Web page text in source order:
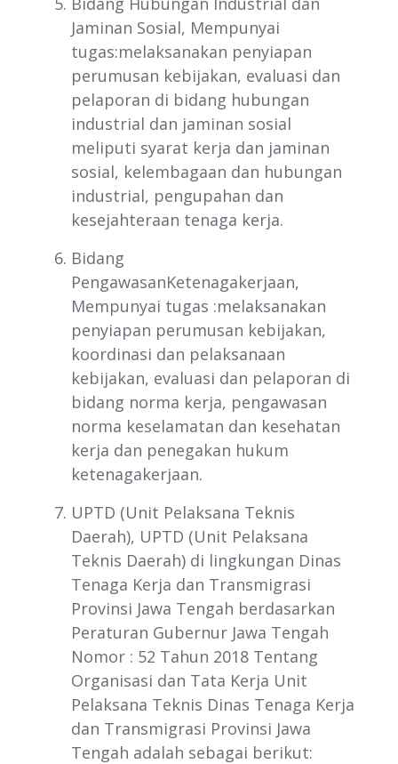
Jaminan Sosial, Mempunyai
tugas:melaksanakan penyiapan
perumusan kebijakan, evaluasi dan
pelaporan di bidang hubungan
industrial dan jaminan sosial
meliputi syarat kerja dan jaminan
sosial, kelembagaan dan hubungan
industrial, pengupahan dan
kesejahteraan tenaga kerja.
Bidang
PengawasanKetenagakerjaan,
Mempunyai tugas :melaksanakan
penyiapan perumusan kebijakan,
koordinasi dan pelaksanaan
kebijakan, evaluasi dan pelaporan di
bidang norma kerja, pengawasan
norma keselamatan dan kesehatan
kerja dan penegakan hukum
ketenagakerjaan.
UPTD (Unit Pelaksana Teknis
Daerah), UPTD (Unit Pelaksana
Teknis Daerah) di lingkungan Dinas
Tenaga Kerja dan Transmigrasi
Provinsi Jawa Tengah berdasarkan
Peraturan Gubernur Jawa Tengah
Nomor : 52 Tahun 2018 Tentang
Organisasi dan Tata Kerja Unit
Pelaksana Teknis Dinas Tenaga Kerja
dan Transmigrasi Provinsi Jawa
Tengah adalah sebagai berikut: